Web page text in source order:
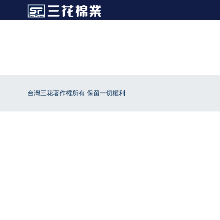
台灣三花著作權所有 保留一切權利